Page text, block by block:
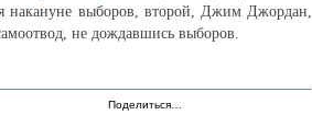
накануне выборов, второй, Джим Джордан,
не дождавшись выборов.
Поделиться…